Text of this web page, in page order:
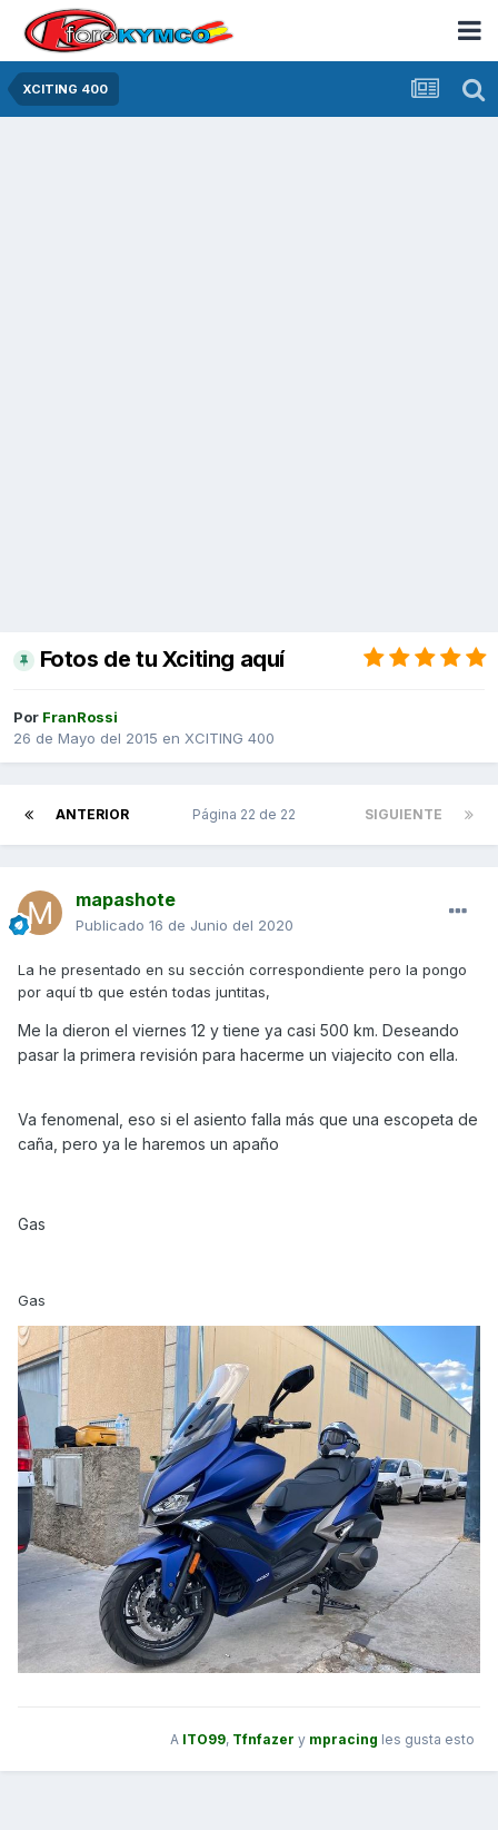
XCITING 400
Fotos de tu Xciting aquí
Por FranRossi
26 de Mayo del 2015 en XCITING 400
ANTERIOR SIGUIENTE
Página 22 de 22
mapashote
Publicado 16 de Junio del 2020
La he presentado en su sección correspondiente pero la pongo
por aquí tb que estén todas juntitas,
Me la dieron el viernes 12 y tiene ya casi 500 km. Deseando
pasar la primera revisión para hacerme un viajecito con ella.
Va fenomenal, eso si el asiento falla más que una escopeta de
caña, pero ya le haremos un apaño
Gas
Gas
A ITO99, Tfnfazer y mpracing les gusta esto